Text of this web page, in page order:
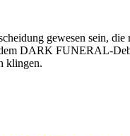
gewesen sein,
DARK FUNERAL-
klingen.